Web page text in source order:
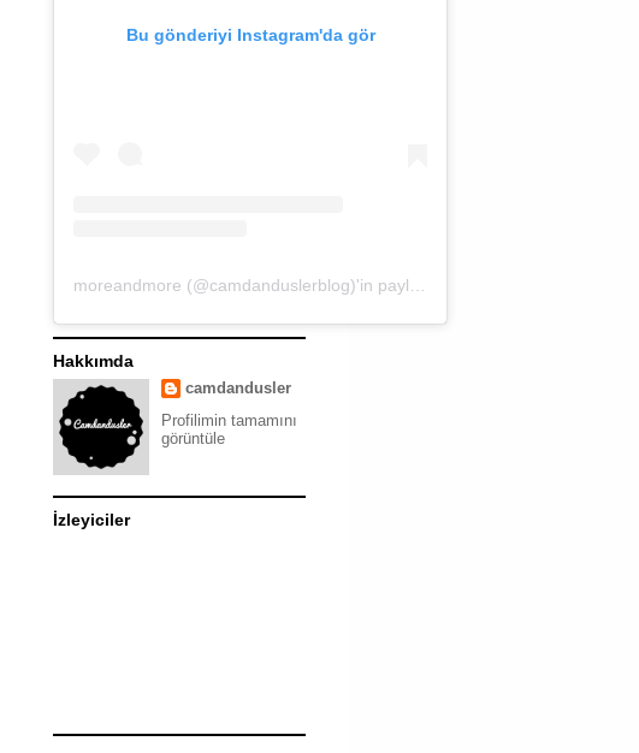
Bu gönderiyi Instagram'da gör
Hakkımda
camdandusler
Profilimin tamamını
görüntüle
İzleyiciler